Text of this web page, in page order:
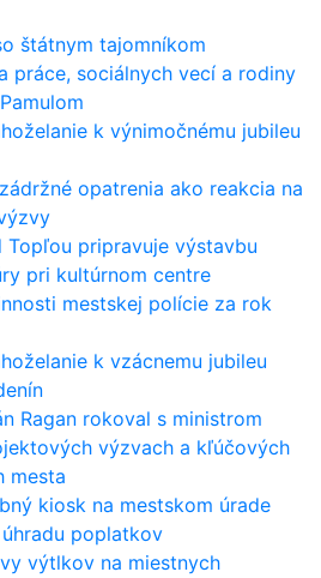
štátnym tajomníkom
práce, sociálnych vecí a rodiny
k výnimočnému jubileu
opatrenia ako reakcia na
Topľou pripravuje výstavbu
pri kultúrnom centre
mestskej polície za rok
k vzácnemu jubileu
Ragan rokoval s ministrom
výzvach a kľúčových
mesta
kiosk na mestskom úrade
poplatkov
výtlkov na miestnych